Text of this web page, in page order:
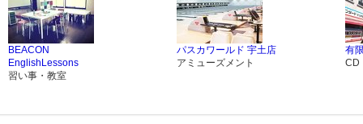
BEACON
EnglishLessons
習い事・教室
パスカワールド 宇土店
アミューズメント
有
CD